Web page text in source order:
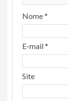
Nome*
E-mail*
Site